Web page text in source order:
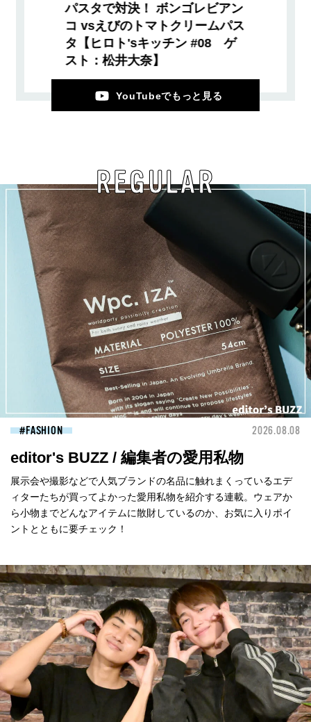
パスタで対決！ ボンゴレビアン
コ vsえびのトマトクリームパス
タ【ヒロト'sキッチン #08 ゲ
スト：松井大奈】
YouTubeでもっと見る
REGULAR
FASHION 2026.08.08
editor's BUZZ / 編集者の愛用私物
展示会や撮影などで人気ブランドの名品に触れまくっているエデ
ィターたちが買ってよかった愛用私物を紹介する連載。ウェアか
ら小物までどんなアイテムに散財しているのか、お気に入りポイ
ントとともに要チェック！